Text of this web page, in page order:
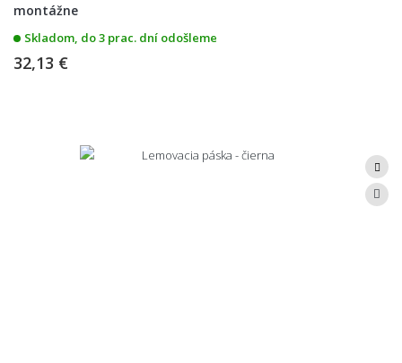
montážne
Skladom, do 3 prac. dní odošleme
32,13 €